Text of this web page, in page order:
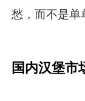
愁，而不是单
国内汉堡市